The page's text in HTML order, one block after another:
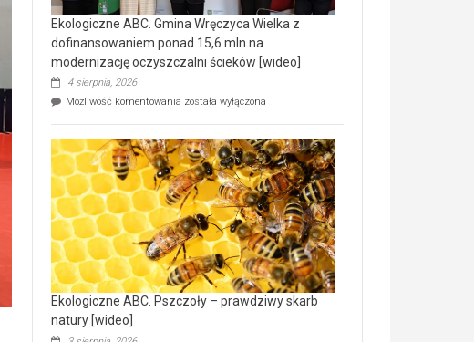
Ekologiczne ABC. Gmina Wręczyca Wielka z
dofinansowaniem ponad 15,6 mln na
modernizację oczyszczalni ścieków [wideo]
4 sierpnia, 2026
Możliwość komentowania Ekologiczne
Wręczyca
Wielka
z
dofinansowaniem
ponad
15,6
mln
na
modernizację
oczyszczalni
ścieków
[wideo]
została wyłączona
Ekologiczne ABC. Pszczoły – prawdziwy skarb
natury [wideo]